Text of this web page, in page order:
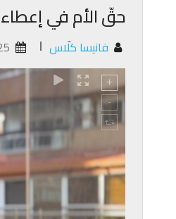
حقّ الأم في
فانيسا كلّاس